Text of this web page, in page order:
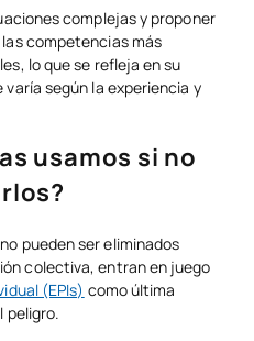
complejas y proponer
competencias más
lo que se refleja en su
varía según la experiencia y
usamos si no
pueden ser eliminados
colectiva, entran en juego
(EPIs) como última
peligro.